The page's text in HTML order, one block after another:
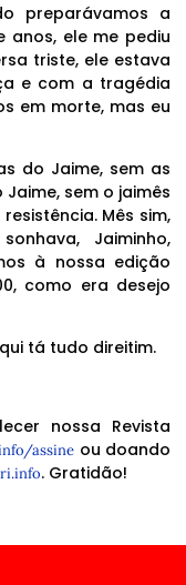
preparávamos a
anos, ele me pediu
triste, ele estava
e com a tragédia
em morte, mas eu
do Jaime, sem as
sem o jaimês
Mês sim,
Jaiminho,
à nossa edição
como era desejo
tá tudo direitim.
nossa Revista
assine ou doando
. Gratidão!